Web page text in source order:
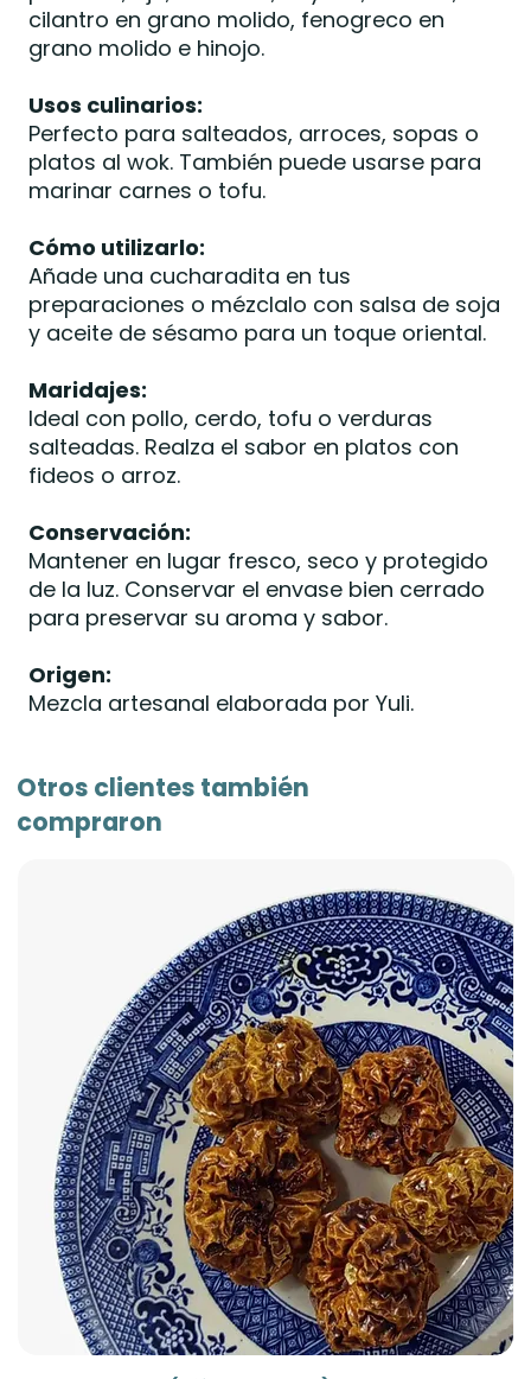
cilantro en grano molido, fenogreco en
grano molido e hinojo.
Usos culinarios:
Perfecto para salteados, arroces, sopas o
platos al wok. También puede usarse para
marinar carnes o tofu.
Cómo utilizarlo:
Añade una cucharadita en tus
preparaciones o mézclalo con salsa de soja
y aceite de sésamo para un toque oriental.
Maridajes:
Ideal con pollo, cerdo, tofu o verduras
salteadas. Realza el sabor en platos con
fideos o arroz.
Conservación:
Mantener en lugar fresco, seco y protegido
de la luz. Conservar el envase bien cerrado
para preservar su aroma y sabor.
Origen:
Mezcla artesanal elaborada por Yuli.
Otros clientes también
compraron